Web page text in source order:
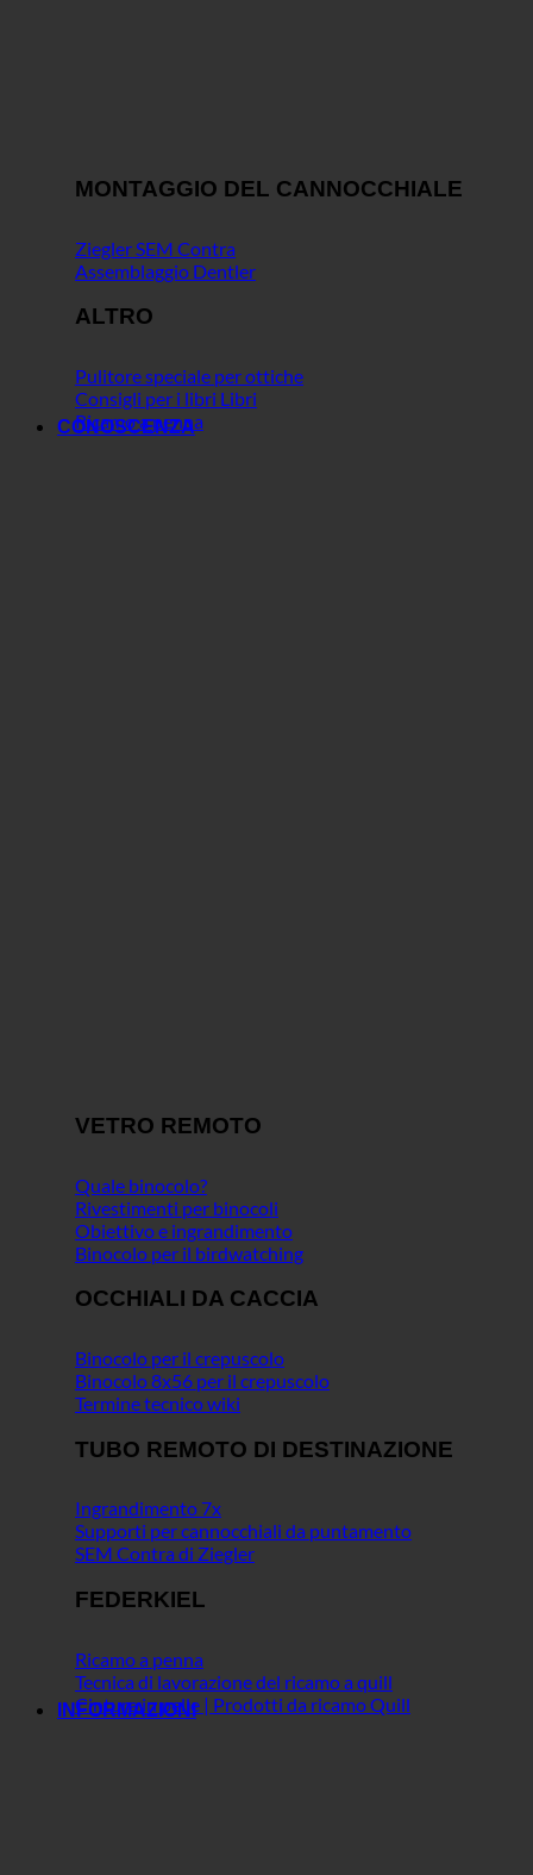
MONTAGGIO DEL CANNOCCHIALE
Ziegler SEM Contra
Assemblaggio Dentler
ALTRO
Pulitore speciale per ottiche
Consigli per i libri Libri
Ricamo a penna
CONOSCENZA
VETRO REMOTO
Quale binocolo?
Rivestimenti per binocoli
Obiettivo e ingrandimento
Binocolo per il birdwatching
OCCHIALI DA CACCIA
Binocolo per il crepuscolo
Binocolo 8x56 per il crepuscolo
Termine tecnico wiki
TUBO REMOTO DI DESTINAZIONE
Ingrandimento 7x
Supporti per cannocchiali da puntamento
SEM Contra di Ziegler
FEDERKIEL
Ricamo a penna
Tecnica di lavorazione del ricamo a quill
Cintura in pelle | Prodotti da ricamo Quill
INFORMAZIONI